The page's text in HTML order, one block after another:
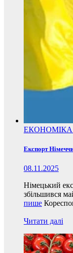
ЕКОНОМІКА
Експорт
08.11.2025
Німецький
збільшився
пише
Читати далі